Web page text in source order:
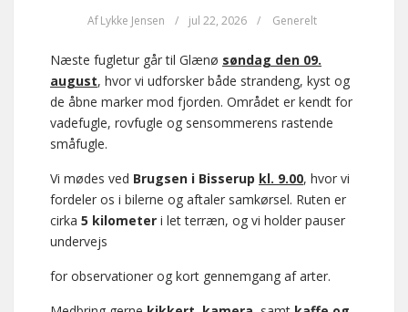
Af Lykke Jensen / jul 22, 2026 / Generelt
Næste fugletur går til Glænø søndag den 09.
august, hvor vi udforsker både strandeng, kyst og
de åbne marker mod fjorden. Området er kendt for
vadefugle, rovfugle og sensommerens rastende
småfugle.
Vi mødes ved Brugsen i Bisserup kl. 9.00, hvor vi
fordeler os i bilerne og aftaler samkørsel. Ruten er
cirka 5 kilometer i let terræn, og vi holder pauser
undervejs
for observationer og kort gennemgang af arter.